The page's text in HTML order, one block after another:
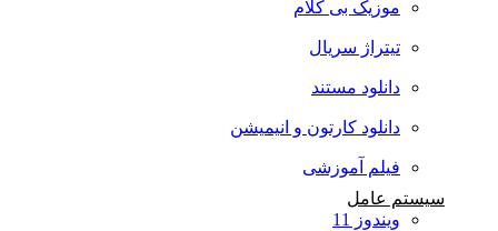
موزیک بی کلام
تیتراژ سریال
دانلود مستند
دانلود کارتون و انیمیشن
فیلم آموزشی
سیستم عامل
ویندوز 11